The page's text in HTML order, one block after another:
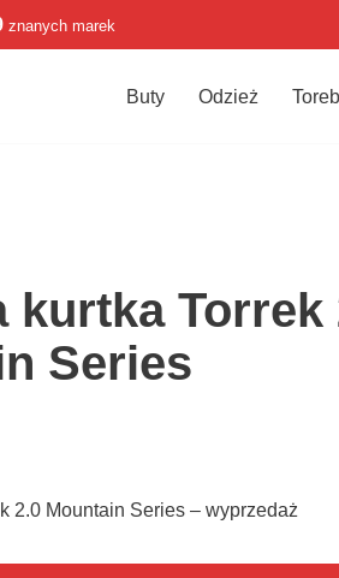
znanych marek
Buty Odzież
kurtka Torrek
Series
2.0 Mountain Series – wyprzedaż